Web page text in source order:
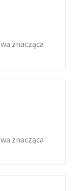
znacząca
znacząca